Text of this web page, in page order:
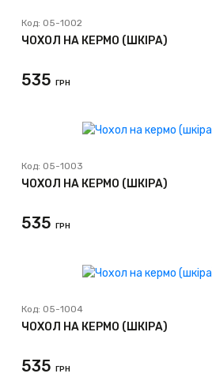
Код: 05-1002
ЧОХОЛ НА КЕРМО (ШКІРА)
535 ГРН
Код: 05-1003
ЧОХОЛ НА КЕРМО (ШКІРА)
535 ГРН
Код: 05-1004
ЧОХОЛ НА КЕРМО (ШКІРА)
535 ГРН